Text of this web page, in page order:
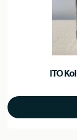
ITO
Prijs
€